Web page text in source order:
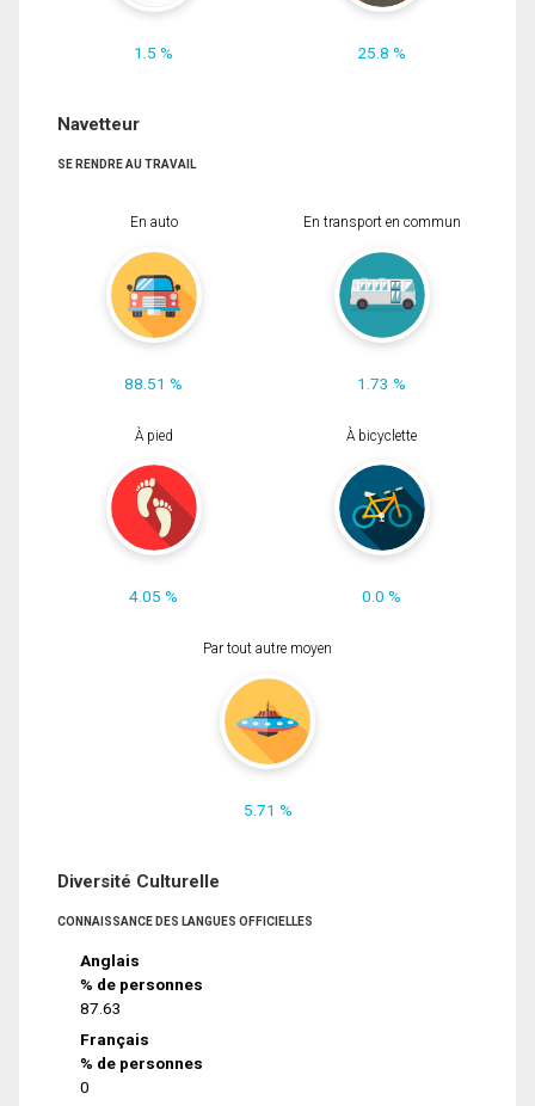
1.5 % 25.8 %
Navetteur
SE RENDRE AU TRAVAIL
En auto
88.51 %
En transport en commun
1.73 %
À pied
4.05 %
À bicyclette
0.0 %
Par tout autre moyen
5.71 %
Diversité Culturelle
CONNAISSANCE DES LANGUES OFFICIELLES
Anglais
% de personnes
87.63
Français
% de personnes
0